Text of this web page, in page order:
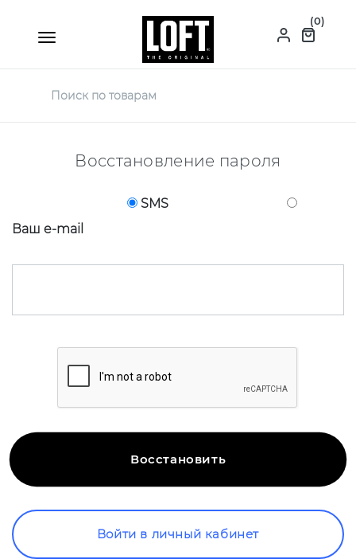
(0)
Восстановление пароля
SMS
Ваш e-mail
Войти в личный кабинет